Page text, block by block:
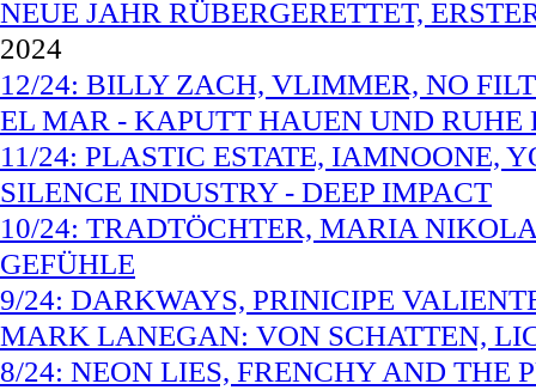
NEUE JAHR RÜBERGERETTET,
2024
12/24: BILLY ZACH, VLIMMER, NO
EL MAR - KAPUTT HAUEN UND RUHE
11/24: PLASTIC ESTATE, IAMNOONE,
SILENCE INDUSTRY - DEEP IMPACT
10/24: TRADTÖCHTER, MARIA
GEFÜHLE
9/24: DARKWAYS, PRINICIPE
MARK LANEGAN: VON SCHATTEN,
8/24: NEON LIES, FRENCHY AND THE